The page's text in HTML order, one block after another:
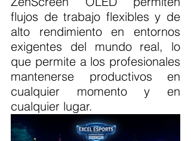
flujos de trabajo flexibles y de
alto rendimiento en entornos
exigentes del mundo real, lo
que permite a los profesionales
mantenerse productivos en
cualquier momento y en
cualquier lugar.